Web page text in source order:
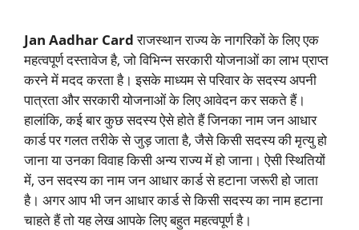
Jan Aadhar Cardराजस्थान राज्य के नागरिकों के लिए एक
महत्वपूर्ण दस्तावेज है, जो विभिन्न सरकारी योजनाओं का लाभ प्राप्त
करने में मदद करता है। इसके माध्यम से परिवार के सदस्य अपनी
पात्रता और सरकारी योजनाओं के लिए आवेदन कर सकते हैं।
हालांकि, कई बार कुछ सदस्य ऐसे होते हैं जिनका नाम जन आधार
कार्ड पर गलत तरीके से जुड़ जाता है, जैसे किसी सदस्य की मृत्यु हो
जाना या उनका विवाह किसी अन्य राज्य में हो जाना। ऐसी स्थितियों
में, उन सदस्य का नाम जन आधार कार्ड से हटाना जरूरी हो जाता
है। अगर आप भी जन आधार कार्ड से किसी सदस्य का नाम हटाना
चाहते हैं तो यह लेख आपके लिए बहुत महत्वपूर्ण है।